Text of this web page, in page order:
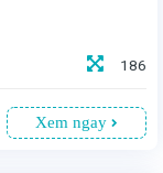
186
Xem ngay